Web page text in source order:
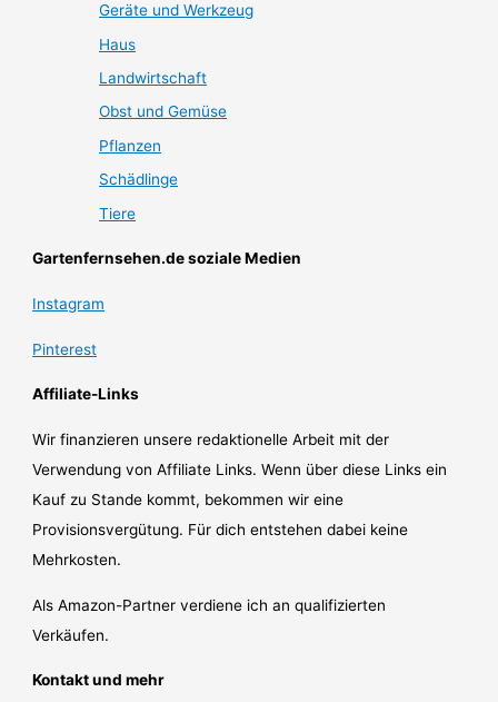
Geräte und Werkzeug
Haus
Landwirtschaft
Obst und Gemüse
Pflanzen
Schädlinge
Tiere
Gartenfernsehen.de soziale Medien
Instagram
Pinterest
Affiliate-Links
Wir finanzieren unsere redaktionelle Arbeit mit der
Verwendung von Affiliate Links. Wenn über diese Links ein
Kauf zu Stande kommt, bekommen wir eine
Provisionsvergütung. Für dich entstehen dabei keine
Mehrkosten.
Als Amazon-Partner verdiene ich an qualifizierten
Verkäufen.
Kontakt und mehr